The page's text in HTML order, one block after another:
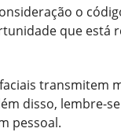
o
que está
transmitem
disso, lembre-
pessoal.